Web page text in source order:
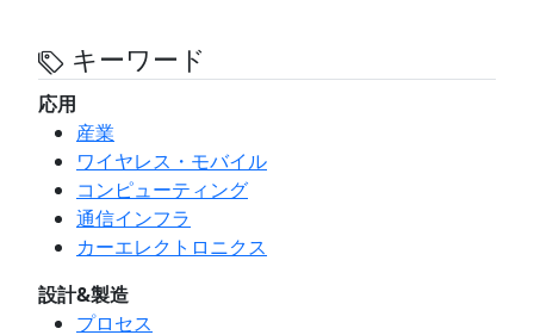
キーワード
応用
産業
ワイヤレス・モバイル
コンピューティング
通信インフラ
カーエレクトロニクス
設計&製造
プロセス